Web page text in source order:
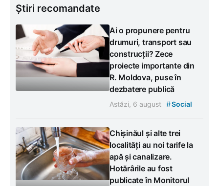
Știri recomandate
Ai o propunere pentru
drumuri, transport sau
construcții? Zece
proiecte importante din
R. Moldova, puse în
dezbatere publică
Astăzi, 6 august #Social
Chișinăul și alte trei
localități au noi tarife la
apă și canalizare.
Hotărârile au fost
publicate în Monitorul